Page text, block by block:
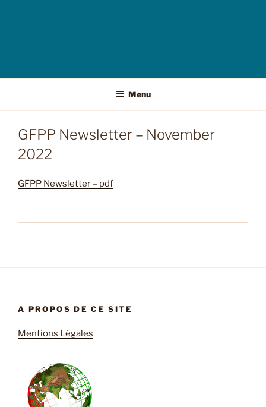
Menu
GFPP Newsletter – November
2022
GFPP Newsletter – pdf
A PROPOS DE CE SITE
Mentions Légales